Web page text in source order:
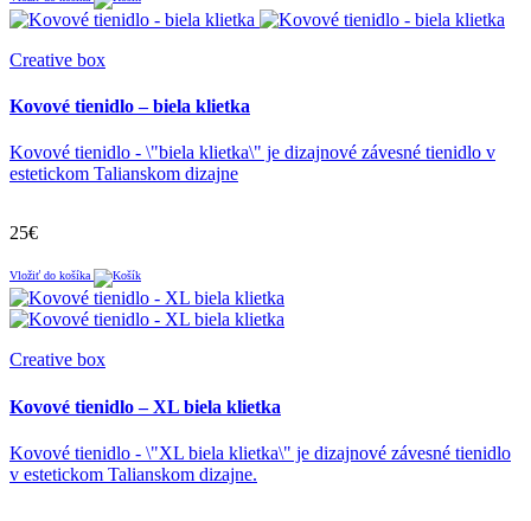
Creative box
Kovové tienidlo – biela klietka
Kovové tienidlo - \"biela klietka\" je dizajnové závesné tienidlo v
estetickom Talianskom dizajne
25€
Vložiť do košíka
Creative box
Kovové tienidlo – XL biela klietka
Kovové tienidlo - \"XL biela klietka\" je dizajnové závesné tienidlo
v estetickom Talianskom dizajne.